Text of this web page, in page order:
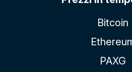
Bitcoin
PAXG